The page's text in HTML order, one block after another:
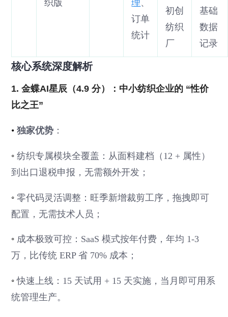
织版
理、
订单
统计
初创
纺织
厂
基础
数据
记录
核心系统深度解析
1. 金蝶AI星辰（4.9 分）：中小纺织企业的 “性价
比之王”
•独家优势 ：
◦纺织专属模块全覆盖：从面料建档（12 + 属性）
到出口退税申报，无需额外开发；
◦ 零代码灵活调整：旺季新增裁剪工序，拖拽即可
配置，无需技术人员；
◦ 成本极致可控：SaaS 模式按年付费，年均 1-3
万，比传统 ERP 省 70% 成本；
◦快速上线：15 天试用 + 15 天实施，当月即可用系
统管理生产。